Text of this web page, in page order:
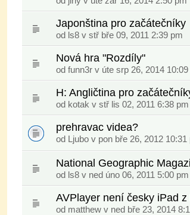
Japonština pro začátečníky
od ls8 v stř bře 09, 2011 2:39 pm
Nová hra "Rozdíly"
od funn3r v úte srp 26, 2014 10:09
H: Angličtina pro
od kotak v stř lis 02, 2011 6:38 pm
prehravac videa?
od Ljubo v pon bře 26, 2012 10:31
National Geographic
od ls8 v ned úno 06, 2011 5:00 pm
AVPlayer není česky iPad z
od matthew v ned bře 23, 2014